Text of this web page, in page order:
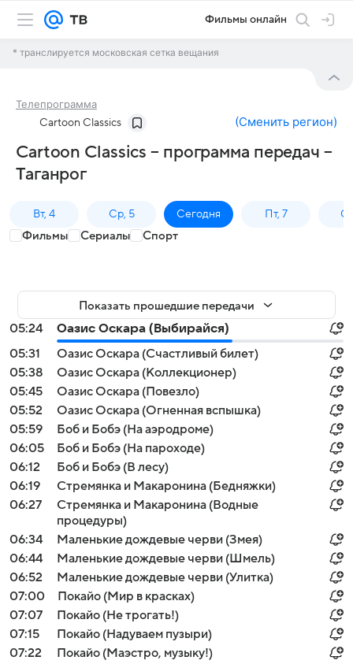
Фильмы онлайн
* транслируется московская сетка вещания
Телепрограмма
Cartoon Classics (Сменить регион)
Cartoon Classics – программа передач –
Таганрог
Вт, 4 Ср, 5 Сегодня Пт, 7
Фильмы Сериалы Спорт
Показать прошедшие передачи
05:24
Оазис Оскара (Выбирайся)
05:31
Оазис Оскара (Счастливый билет)
05:38
Оазис Оскара (Коллекционер)
05:45
Оазис Оскара (Повезло)
05:52
Оазис Оскара (Огненная вспышка)
05:59
Боб и Бобэ (На аэродроме)
06:05
Боб и Бобэ (На пароходе)
06:12
Боб и Бобэ (В лесу)
06:19
Стремянка и Макаронина (Бедняжки)
06:27
Стремянка и Макаронина (Водные
процедуры)
06:34
Маленькие дождевые черви (Змея)
06:44
Маленькие дождевые черви (Шмель)
06:52
Маленькие дождевые черви (Улитка)
07:00
Покайо (Мир в красках)
07:07
Покайо (Не трогать!)
07:15
Покайо (Надуваем пузыри)
07:22
Покайо (Маэстро, музыку!)